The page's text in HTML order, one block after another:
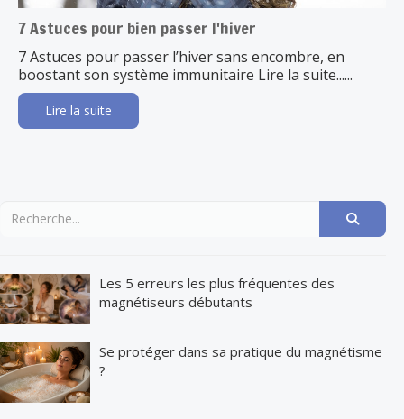
7 Astuces pour bien passer l'hiver
7 Astuces pour passer l’hiver sans encombre, en
boostant son système immunitaire Lire la suite......
Lire la suite
Les 5 erreurs les plus fréquentes des
magnétiseurs débutants
Se protéger dans sa pratique du magnétisme
?